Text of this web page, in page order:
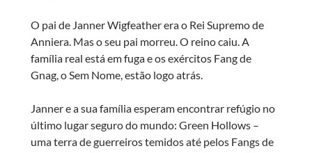
O pai de Janner Wigfeather era o Rei Supremo de
Anniera. Mas o seu pai morreu. O reino caiu. A
família real está em fuga e os exércitos Fang de
Gnag, o Sem Nome, estão logo atrás.
Janner e a sua família esperam encontrar refúgio no
último lugar seguro do mundo: Green Hollows –
uma terra de guerreiros temidos até pelos Fangs de